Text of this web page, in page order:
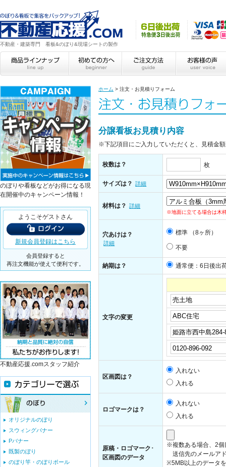
不動産・建築専門 看板&のぼり&現場シートの製作
ホーム > 注文・お見積りフォーム
分譲看板お見積り内容
※下記項目にご入力していただくと、見積金
枚数は？ 枚
サイズは？ 詳細
材料は？ 詳細
※地面に立てる場合は木
穴あけは？
詳細
標準 （8ヶ所）
不要
納期は？ 通常便：6日後出
文字の変更
区画図は？
入れない
入れる
ロゴマークは？
入れない
入れる
原稿・ロゴマーク･
区画図のデータ
※複数ある場合、2個
送信先のメールア
※5MB以上のデータ
のぼりや看板などがお得になる現
在開催中のキャンペーン情報！
ようこそゲストさん
新規会員登録はこちら
会員登録すると
再注文機能が使えて便利です。
不動産応援.comスタッフ紹介
オリジナルのぼり
スウィングバナー
Pバナー
既製のぼり
のぼり竿・のぼりポール